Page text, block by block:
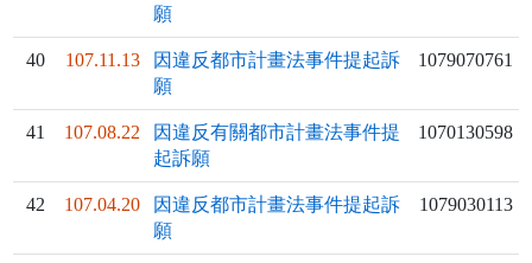
願
40 107.11.13
因違反都市計畫法事件提起訴
願
1079070761
41 107.08.22
因違反有關都市計畫法事件提
起訴願
1070130598
42 107.04.20
因違反都市計畫法事件提起訴
願
1079030113